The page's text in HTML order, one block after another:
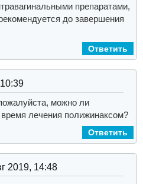
препаратами,
до завершения
Ответить
можно ли
время лечения полижинаксом?
Ответить
2019, 14:48